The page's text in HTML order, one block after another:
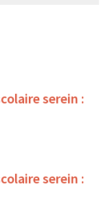
serein :
serein :